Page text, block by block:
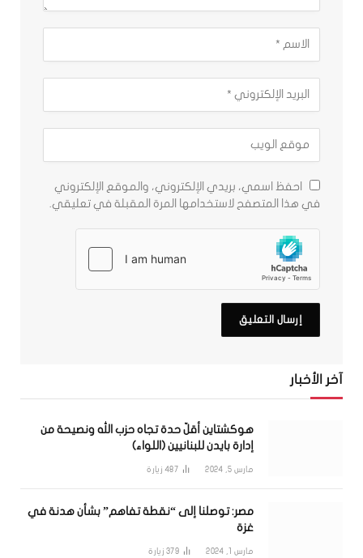
احفظ اسمي، بريدي الإلكتروني، والموقع الإلكتروني
في هذا المتصفح لاستخدامها المرة المقبلة في تعليقي.
آخر الأخبار
هوكشتاين أقلّ حدة تجاه حزب الله ونصيحة من
إدارة بايدن للبنانيين (اللواء)
مارس 5, 2024 487 زيارة
مصر: توصلنا إلى “نقطة تفاهم” بشأن هدنة في
غزة
مارس 1, 2024 379 زيارة